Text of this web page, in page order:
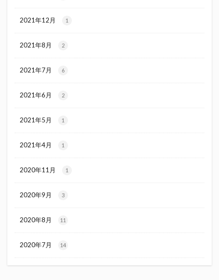
2021年12月 1
2021年8月 2
2021年7月 6
2021年6月 2
2021年5月 1
2021年4月 1
2020年11月 1
2020年9月 3
2020年8月 11
2020年7月 14